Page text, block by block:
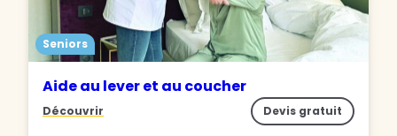
Seniors
Aide au lever et au coucher
Découvrir Devis gratuit